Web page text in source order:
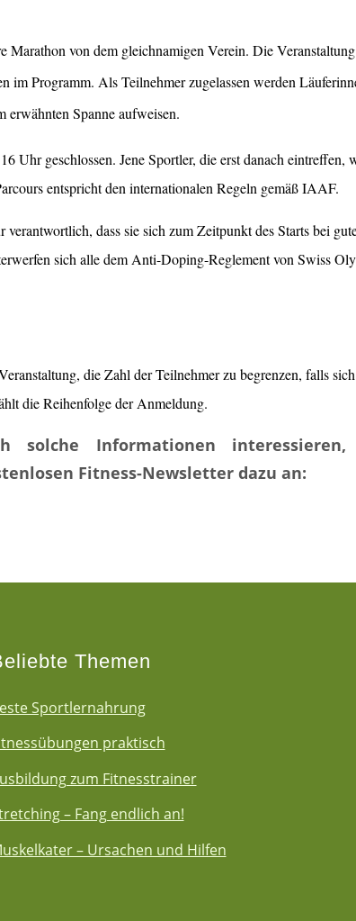
Marathon von dem gleichnamigen Verein. Die
im Programm. Als Teilnehmer zugelassen werden
erwähnten Spanne aufweisen.
Uhr geschlossen. Jene Sportler, die erst danach eintreffen,
entspricht den internationalen Regeln gemäß IAAF.
dass sie sich zum Zeitpunkt des Starts bei
sich alle dem Anti-Doping-Reglement von Swiss
die Zahl der Teilnehmer zu begrenzen, falls
die Reihenfolge der Anmeldung.
solche Informationen
Fitness-Newsletter dazu an:
Themen
Sportlernahrung
praktisch
zum Fitnesstrainer
– Fang endlich an!
– Ursachen und Hilfen